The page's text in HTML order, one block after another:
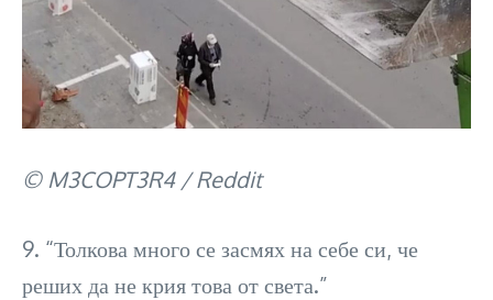
© M3COPT3R4 / Reddit
9. “Толкова много се засмях на себе си, че
реших да не крия това от света.”